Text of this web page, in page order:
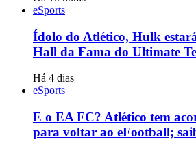
eSports
Ídolo do Atlético, Hulk
Hall da Fama do Ultimate
Há 4 dias
eSports
E o EA FC? Atlético tem
para voltar ao eFootball;